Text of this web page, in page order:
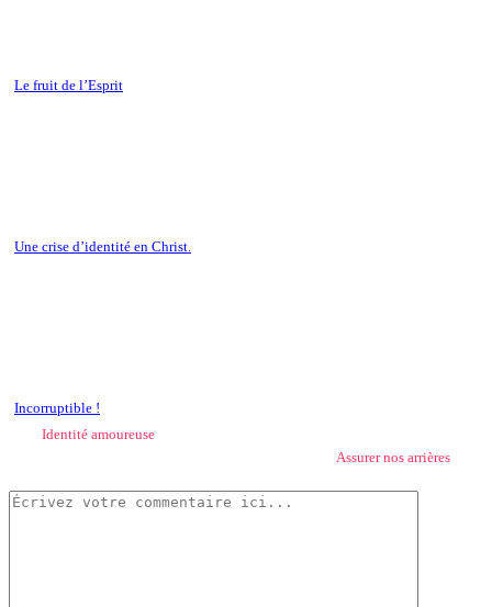
Le fruit de l’Esprit
Une crise d’identité en Christ.
Incorruptible !
Identité amoureuse
Assurer nos arrières